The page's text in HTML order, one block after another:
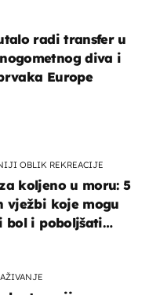
OBLIK REKREACIJE
koljeno u moru: 5
vježbi koje mogu
bol i poboljšati
radi transfer u
diva i
Europe